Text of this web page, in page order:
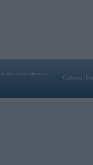
klubs un nav saistīts ar
Galvena